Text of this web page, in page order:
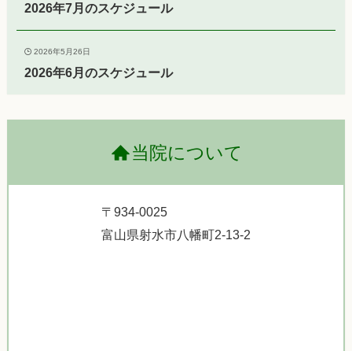
2026年7月のスケジュール
2026年5月26日
2026年6月のスケジュール
当院について
〒934-0025
富山県射水市八幡町2-13-2